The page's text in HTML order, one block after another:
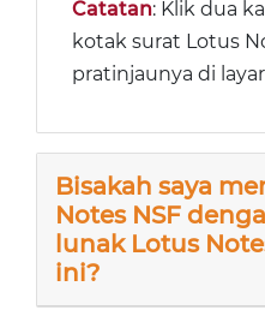
Catatan: Klik dua
kotak surat Lotus
pratinjaunya di
Bisakah saya
Notes NSF
lunak Lotus
ini?